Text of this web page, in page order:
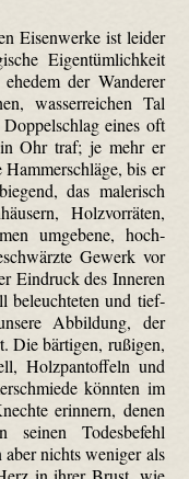
Eisenwerke ist leider
Eigentümlichkeit
der Wanderer
wasserreichen Tal
eines oft
Ohr traf; je mehr er
bis er
das malerisch
Holzvorräten,
umgebene, hoch­
Gewerk vor
Eindruck des Inneren
beleuchteten und tief­
Abbildung, der
Die bärtigen, rußigen,
Holzpantoffeln und
könnten im
erinnern, denen
Todesbefehl
nichts weniger als